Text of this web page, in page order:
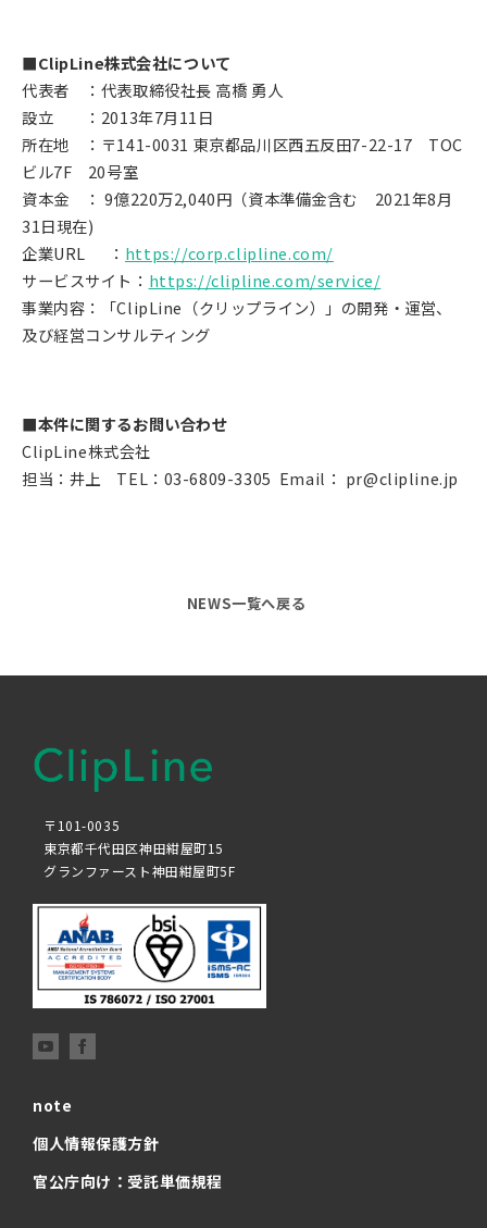
■ClipLine株式会社について
代表者 ：代表取締役社長 高橋 勇人
設立 ：2013年7月11日
所在地 ：〒141-0031 東京都品川区西五反田7-22-17 TOC
ビル7F 20号室
資本金 ： 9億220万2,040円（資本準備金含む 2021年8月
31日現在)
企業URL ： https://corp.clipline.com/
サービスサイト： https://clipline.com/service/
事業内容：「ClipLine（クリップライン）」の開発・運営、
及び経営コンサルティング
■本件に関するお問い合わせ
ClipLine株式会社
担当：井上 TEL：03-6809-3305 Email： pr@clipline.jp
NEWS一覧へ戻る
〒101-0035
東京都千代田区神田紺屋町15
グランファースト神田紺屋町5F
note
個人情報保護方針
官公庁向け：受託単価規程